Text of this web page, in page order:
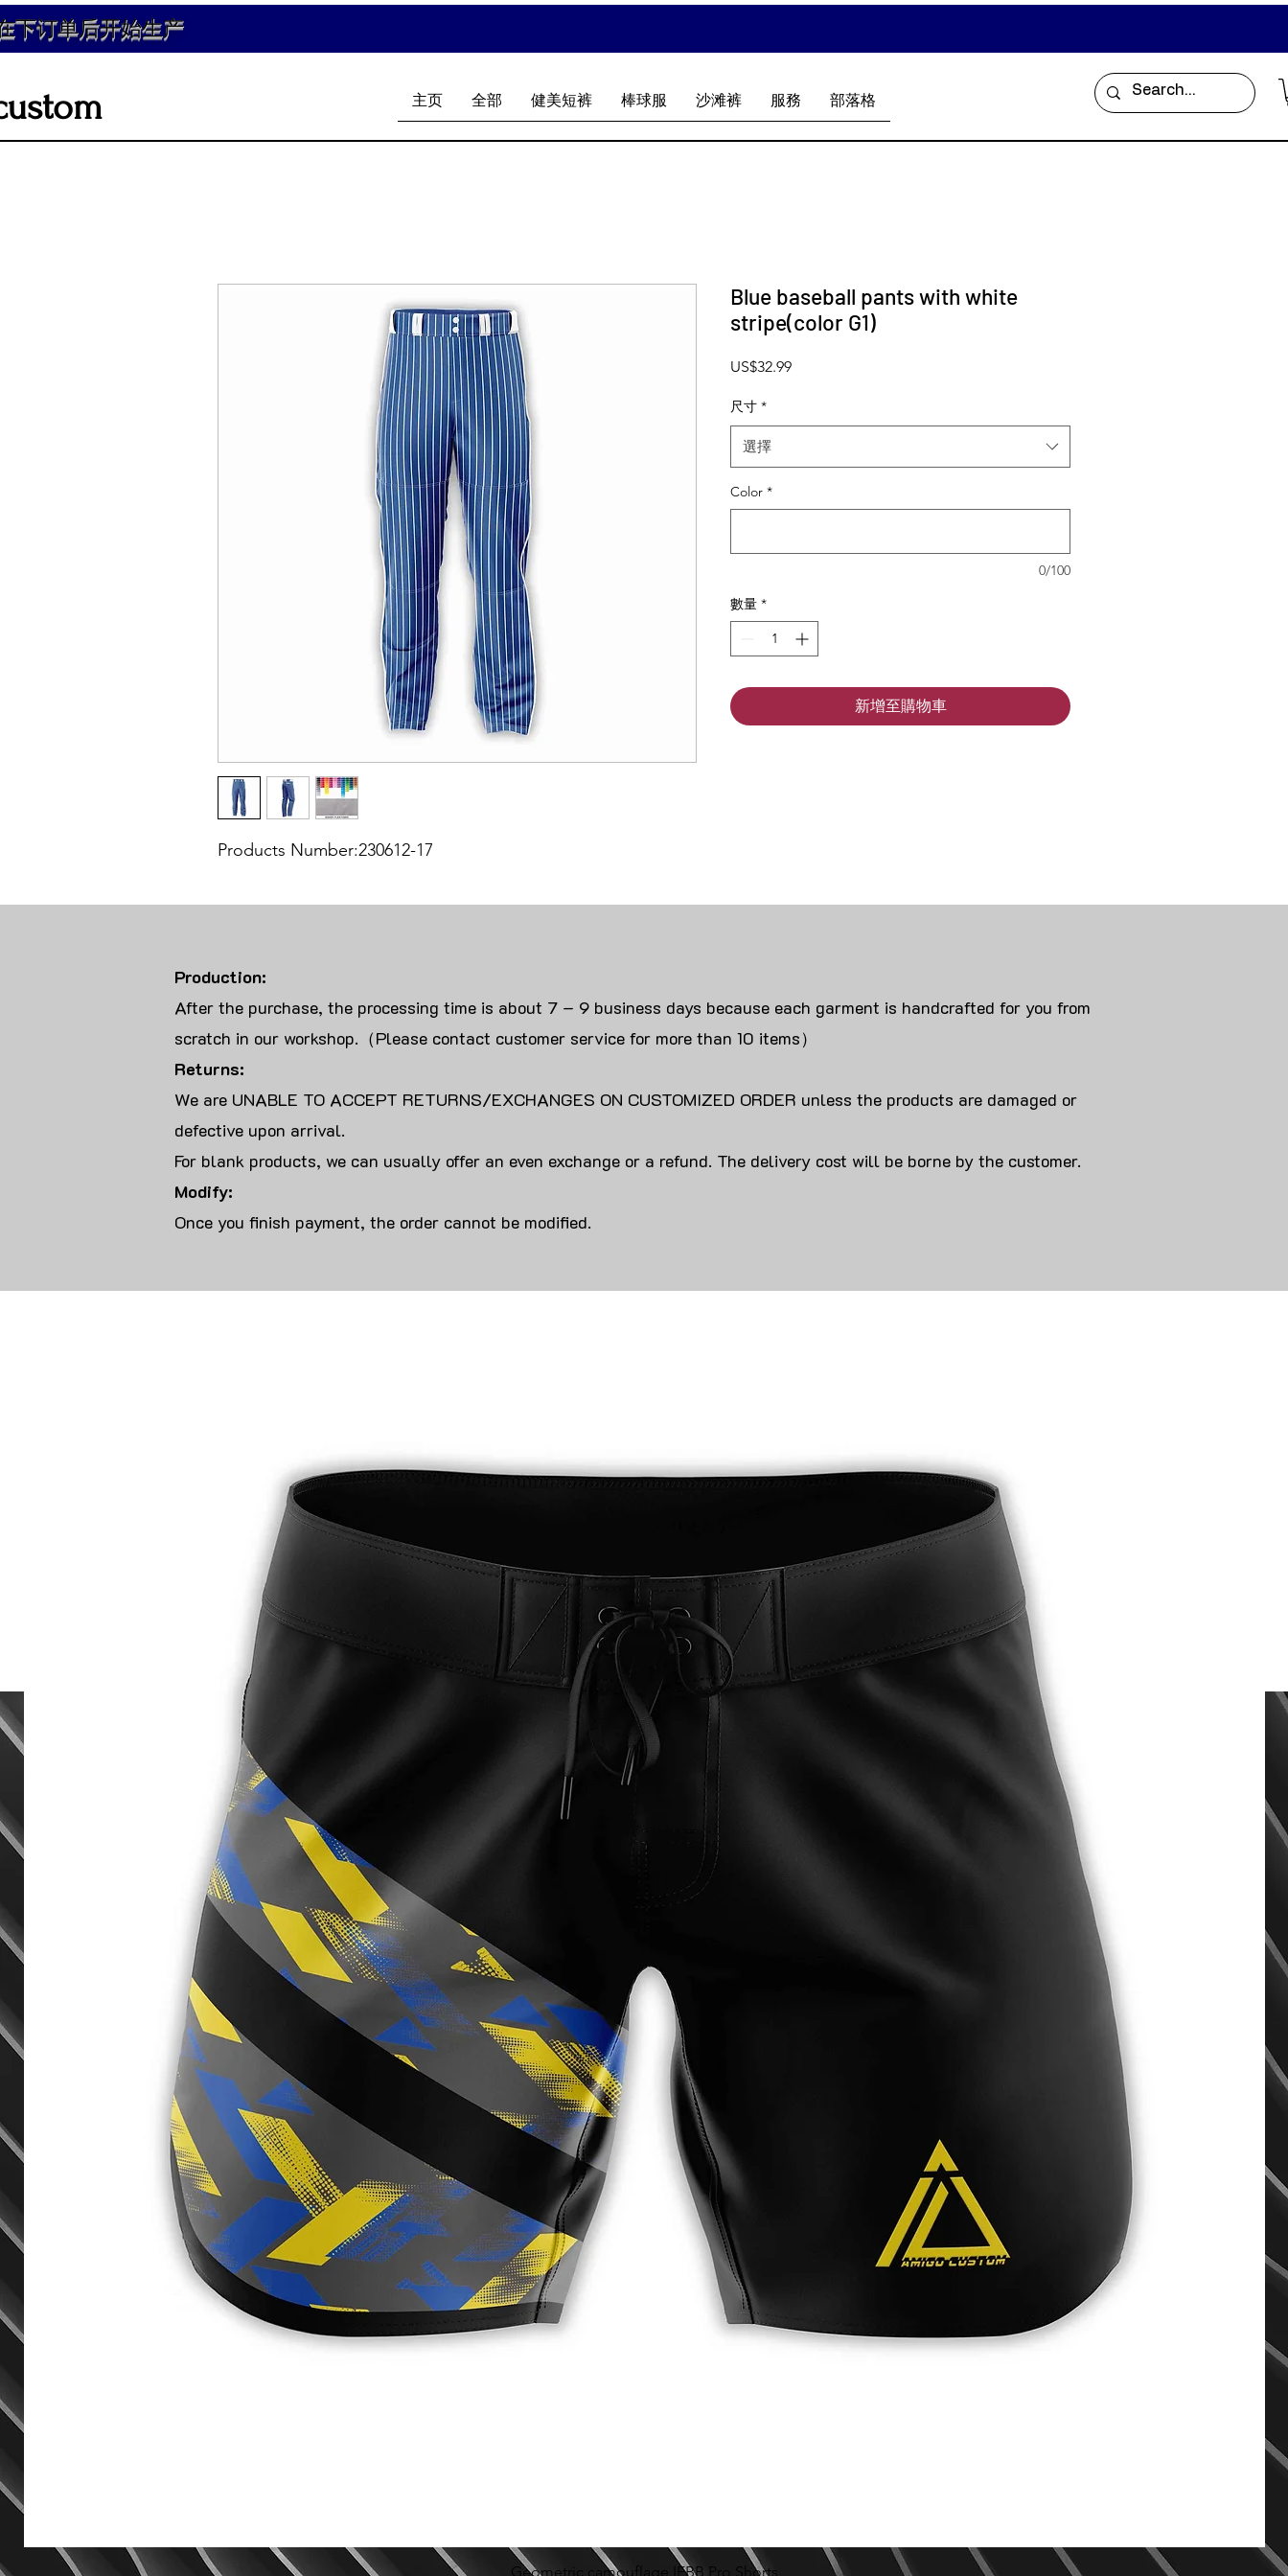
下订单后开始生产
主页 全部 健美短裤 棒球服 沙滩裤 服務 部落格
Products Number:230612-17
Blue baseball pants with white
stripe(color G1)
US$32.99價格
尺寸 *
選擇
Color *
0/100
數量 *
新增至購物車
Production:
After the purchase, the processing time is about 7 – 9 business days because each garment is handcrafted for you from
scratch in our workshop.（Please contact customer service for more than 10 items）
Returns:
We are UNABLE TO ACCEPT RETURNS/EXCHANGES ON CUSTOMIZED ORDER unless the products are damaged or
defective upon arrival.
For blank products, we can usually offer an even exchange or a refund. The delivery cost will be borne by the customer.
Modify:
Once you finish payment, the order cannot be modified.
快速瀏覽
Geometric camouflage IFBB Pro Shorts